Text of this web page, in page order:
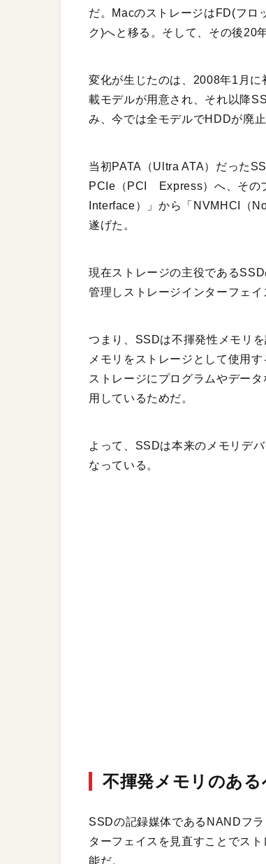
だ。MacのストレージはFD(フロ
ク)へと移る。そして、その後20
変化が生じたのは、2008年1月
載モデルが用意され、それ以降
み、今では全モデルでHDDが廃
当初PATA（Ultra ATA）だった
PCIe（PCI Express）へ、その
Interface）」から「NVMHCI（
遂げた。
現在ストレージの主役である
管理しストレージインターフェ
つまり、SSDは不揮発性メモリ
メモリをストレージとして使用
ストレージにプログラムやデー
用しているためだ。
よって、SSDは本来のメモリデ
なっている。
不揮発メモリのあ
SSDの記録媒体であるNANDフ
ターフェイスを見直すことでス
能だ。